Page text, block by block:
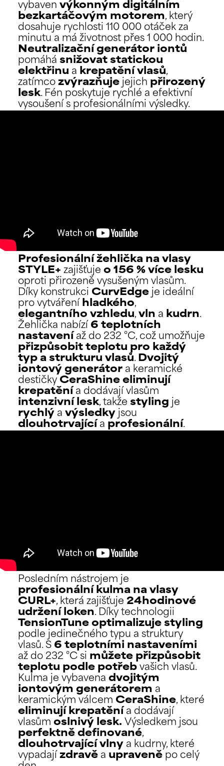
vybaven výkonným digitálním
bezkartáčovým motorem, který
dosahuje rychlosti 110 000 otáček za
minutu a má životnost přes 1 000 hodin.
Neutralizační generátor iontů
pomáhá snižovat statickou
elektřinua krepatění vlasů,
zatímco zvýrazňujejejich přirozený
lesk. Fén poskytuje rychlé a efektivní
vysoušení s profesionálními výsledky.
Profesionální žehlička na vlasy
STYLE+ zajišťuje o 156 % více lesku
oproti přirozeně vysušeným vlasům.
Díky konstrukci CurvEdgeje ideální
pro vytváření hladkého,
elegantního vzhledu, vln a kudrn.
Žehlička nabízí 6 teplotních
nastavení až do 232 °C, což umožňuje
přizpůsobit teplotu pro každý
typ a strukturu vlasů. Dvojitý
iontový generátora keramické
destičky CeraShine eliminují
krepatění a dodávají vlasům
intenzivní lesk, takže styling je
rychlýa výsledkyjsou
dlouhotrvající a profesionální.
Posledním nástrojem je
profesionální kulma na vlasy
CURL+, která zajišťuje 24hodinové
udržení loken. Díky technologii
TensionTune optimalizuje styling
podle jedinečného typu a struktury
vlasů. S 6 teplotními nastaveními
až do 232 °C si můžete přizpůsobit
teplotu podle potřeb vašich vlasů.
Kulma je vybavena dvojitým
iontovým generátorem a
keramickým válcem CeraShine, které
eliminují krepatění a dodávají
vlasům oslnivý lesk. Výsledkem jsou
perfektně definované,
dlouhotrvající vlnya kudrny, které
vypadají zdravěa upraveněpo celý